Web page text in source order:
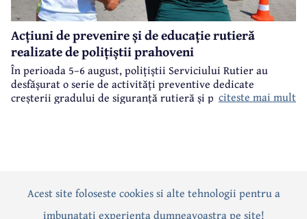
Acțiuni de prevenire și de educație rutieră
realizate de polițiștii prahoveni
În perioada 5–6 august, polițiștii Serviciului Rutier au
desfășurat o serie de activități preventive dedicate
creșterii gradului de siguranță rutieră și promovării unui
citeste mai mult
ActualitatePoliticăSocialEvenimentInterviuri
Acest site foloseste cookies si alte tehnologii pentru a
imbunatati experienta dumneavoastra pe site!